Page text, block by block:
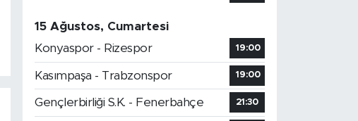
15 Ağustos, Cumartesi
Konyaspor - Rizespor
19:00
Kasımpaşa - Trabzonspor 19:00
Gençlerbirliği S.K. - Fenerbahçe 21:30